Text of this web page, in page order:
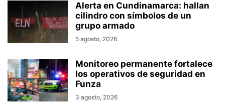
Alerta en Cundinamarca: hallan
cilindro con símbolos de un
grupo armado
5 agosto, 2026
Monitoreo permanente fortalece
los operativos de seguridad en
Funza
3 agosto, 2026